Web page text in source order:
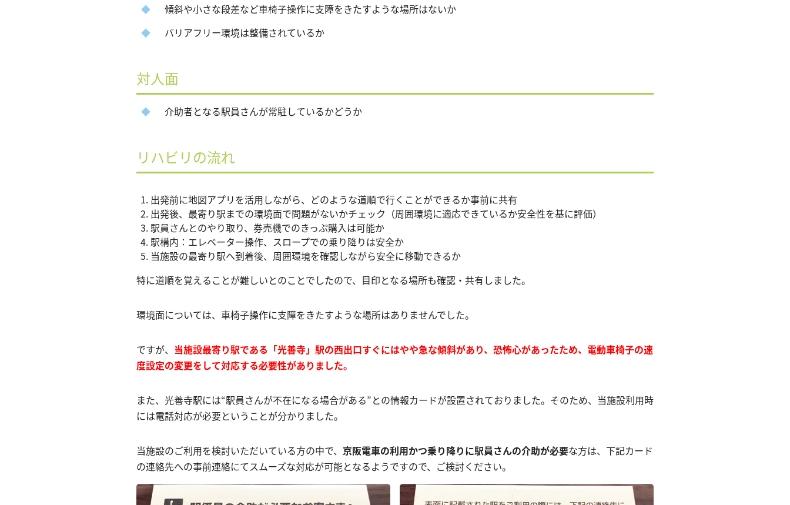
傾斜や小さな段差など車椅子操作に支障をきたすような場所はないか
バリアフリー環境は整備されているか
対人面
介助者となる駅員さんが常駐しているかどうか
リハビリの流れ
出発前に地図アプリを活用しながら、どのような道順で行くことができるか事前に共有
出発後、最寄り駅までの環境面で問題がないかチェック（周囲環境に適応できているか安全性を基に評価）
駅員さんとのやり取り、券売機でのきっぷ購入は可能か
駅構内：エレベーター操作、スロープでの乗り降りは安全か
当施設の最寄り駅へ到着後、周囲環境を確認しながら安全に移動できるか
特に道順を覚えることが難しいとのことでしたので、目印となる場所も確認・共有しました。
環境面については、車椅子操作に支障をきたすような場所はありませんでした。
ですが、 当施設最寄り駅である「光善寺」駅の西出口すぐにはやや急な傾斜があり、恐怖心があったため、電動車椅子の速
度設定の変更をして対応する必要性がありました。
また、光善寺駅には“駅員さんが不在になる場合がある”との情報カードが設置されておりました。そのため、当施設利用時
には電話対応が必要ということが分かりました。
当施設のご利用を検討いただいている方の中で、 京阪電車の利用かつ乗り降りに駅員さんの介助が必要な方は、下記カード
の連絡先への事前連絡にてスムーズな対応が可能となるようですので、ご検討ください。